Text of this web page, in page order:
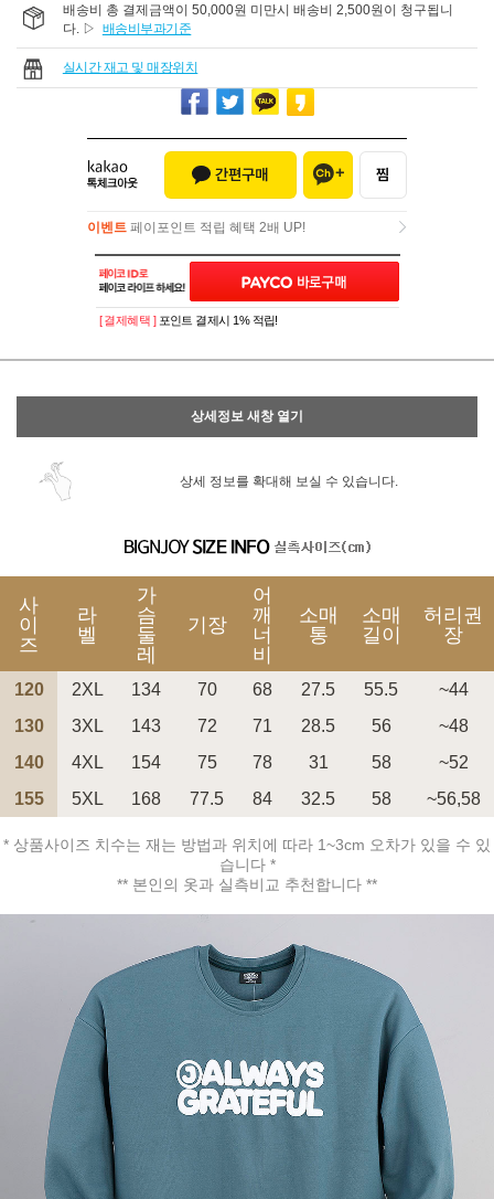
배송비 총 결제금액이 50,000원 미만시 배송비 2,500원이 청구됩니
다. ▷ 배송비부과기준
실시간 재고 및 매장위치
이벤트 페이포인트 적립 혜택 2배 UP!
이벤트페이포인트 적립 혜택 2배 UP!
[ 결제혜택 ] 포인트 결제시 1% 적립!
상세정보 새창 열기
상세 정보를 확대해 보실 수 있습니다.
사
이
즈
라
벨
가
슴
둘
레
기장
어
깨
너
비
소매
통
소매
길이
허리권
장
120 2XL 134 70 68 27.5 55.5
~44
130
3XL 143 72 71 28.5 56
~48
140
4XL 154 75 78 31 58
~52
155
5XL 168 77.5 84 32.5 58 ~56,58
* 상품사이즈 치수는 재는 방법과 위치에 따라 1~3cm 오차가 있을 수 있
습니다 *
** 본인의 옷과 실측비교 추천합니다 **